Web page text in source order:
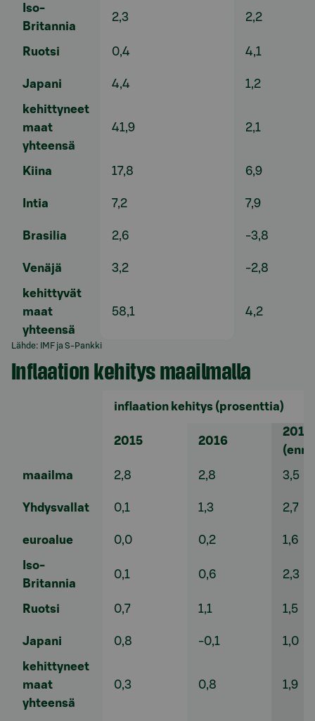
Iso-
Britannia
2,3 2,2
Ruotsi 0,4 4,1
Japani 4,4 1,2
kehittyneet
maat
yhteensä
41,9 2,1
Kiina 17,8 6,9
Intia 7,2 7,9
Brasilia 2,6 -3,8
Venäjä 3,2 -2,8
kehittyvät
maat
yhteensä
58,1 4,2
Lähde: IMF ja S-Pankki
Inflaation kehitys maailmalla
inflaation kehitys (prosenttia)
2015 2016
2017
maailma 2,8 2,8 3,5
Yhdysvallat 0,1 1,3 2,7
euroalue 0,0 0,2 1,6
Iso-
Britannia
0,1 0,6 2,3
Ruotsi 0,7 1,1 1,5
Japani 0,8 -0,1 1,0
kehittyneet
maat
yhteensä
0,3 0,8 1,9